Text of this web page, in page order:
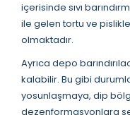
içerisinde sıvı
ile gelen tortu ve
olmaktadır.
Ayrıca depo
kalabilir. Bu gibi
yosunlaşmaya, dip
dezenformasyonlara